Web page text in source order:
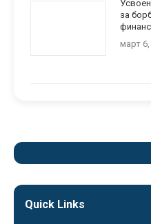
за
март
Quick Links